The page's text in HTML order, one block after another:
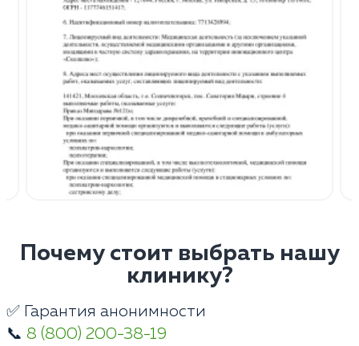
Почему стоит выбрать нашу
клинику?
✅ Гарантия анонимности
📞 8 (800) 200-38-19